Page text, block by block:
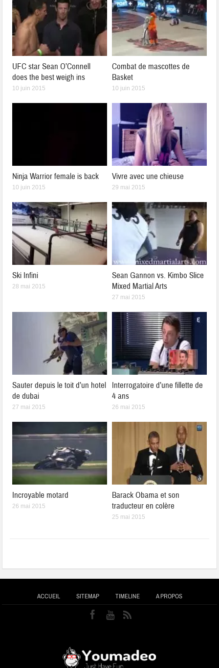
UFC star Sean O’Connell
does the best weigh ins
10 juin 2015
Combat de mascottes de
Basket
10 juin 2015
Ninja Warrior female is back
10 juin 2015
Vivre avec une chieuse
29 mai 2015
Ski Infini
28 mai 2015
Sean Gannon vs. Kimbo Slice
Mixed Martial Arts
27 mai 2015
Sauter depuis le toit d’un hotel
de dubai
27 mai 2015
Interrogatoire d’une fillette de
4 ans
26 mai 2015
Incroyable motard
26 mai 2015
Barack Obama et son
traducteur en colère
25 mai 2015
ACCUEIL SITEMAP TIMELINE A PROPOS